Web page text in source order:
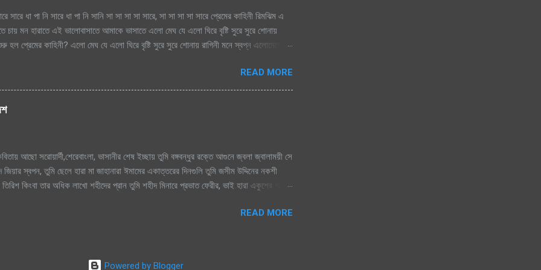
সারে ধা পা নি সারে ধা পা নি সানি সা সা সা সা সারে, সা সা সা সা সারে প্রেমের কাহিনী রিমঝিম এ
চায় মন হারাতে এই ভালোবাসাতে আমাকে ভাসাতে এলো মেঘ যে এলো ঘিরে বৃষ্টি সুরে সুরে শোনায়
প্রেমের কাহিনী? এলো মেঘ যে এলো ঘিরে বৃষ্টি সুরে সুরে শোনায় রাগিনী মনে স্বপ্ন এলোমেলো
যে দেখেছি শ্রাবণে জাগেনি তো এত আশা, ভালোবাসা এ মনে সে বৃষ্টি ভেজা পায়ে সামনে এলে
শূন্য মনে জাগে প্রেমের কাহিনী সে বৃষ্টি ভেজা পায়ে সামনে এলে হায়, ফোটে কামিনী আজ ভিজতে
রিমঝিম এ ধারাতে চায় মন হারাতে রিমঝিম এ ধারাতে চায় মন হারাতে শ্রাবণের বুকে প্রেম কবিতা যে
শ্রাবণের বুকে প্রেম কবিতা যে লিখে যায় হৃদয়ের মরু পথে জলছবি থেকে যায় জানি সেই তো
READ MORE
আছো সরোয়ার্দী,শেরেবাংলা, ভাসানীর শেষ ইচ্ছায় তুমি বঙ্গবন্ধুর রক্তে আগুনে জ্বলা জ্বালাময়ী সে
জিয়ার স্বপন, তুমি ছেলে হারা মা জাহানারা ঈমামের একাত্তরের দিনগুলি তুমি জসীম উদ্দিনের নকশী
কিংবা তার অধিক লাখো শহীদের প্রান তুমি শহীদ মিনারে প্রভাত ফেরীর, ভাই হারা একুশের গান।
তুমি কবি নজরুলের বিদ্রোহী কবিতা উন্নত মম্ শীর তুমি রক্তের কালিতে লেখা নাম, সাত শ্রেষ্ট
সোনার বাংলা, আমি তোমায় ভালোবাসি, জ...
READ MORE
Powered by Blogger